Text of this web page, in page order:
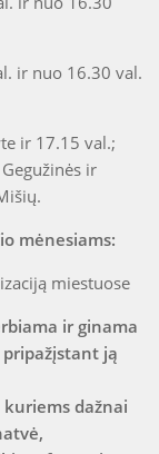
ir nuo 16.30 val.
ir 17.15 val.;
ir
mėnesiams:
miestuose
ir ginama
ją
dažnai